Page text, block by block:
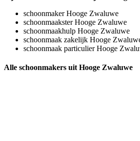
schoonmaker Hooge Zwaluwe
schoonmaakster Hooge Zwaluwe
schoonmaakhulp Hooge Zwaluwe
schoonmaak zakelijk Hooge
schoonmaak particulier Hooge
Alle schoonmakers uit Hooge Zwaluwe